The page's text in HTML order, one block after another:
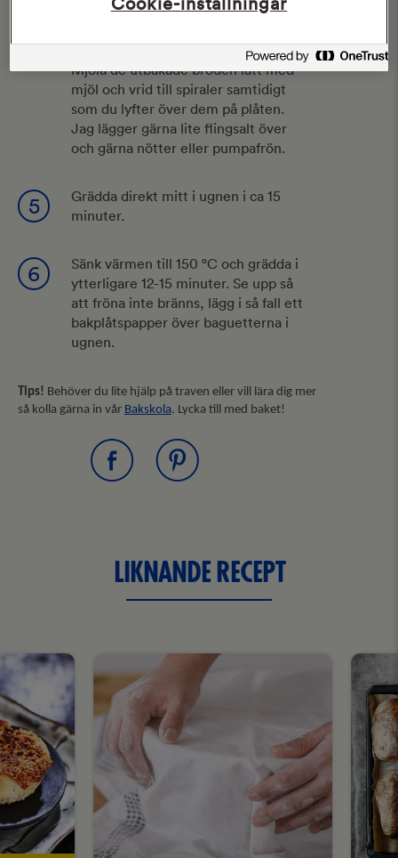
och snabbt med en degskrapa i fyra
baguetter lika långa som plåten.
Mjöla de utbakade bröden lätt med
mjöl och vrid till spiraler samtidigt
som du lyfter över dem på plåten.
Jag lägger gärna lite flingsalt över
och gärna nötter eller pumpafrön.
5
Grädda direkt mitt i ugnen i ca 15
minuter.
6
Sänk värmen till 150 °C och grädda i
ytterligare 12-15 minuter. Se upp så
att fröna inte bränns, lägg i så fall ett
bakplåtspapper över baguetterna i
ugnen.
Tips! Behöver du lite hjälp på traven eller vill lära dig mer
så kolla gärna in vår Bakskola. Lycka till med baket!
LIKNANDE RECEPT